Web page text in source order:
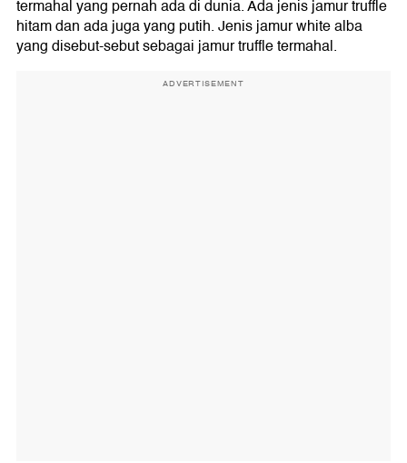
termahal yang pernah ada di dunia. Ada jenis jamur truffle
hitam dan ada juga yang putih. Jenis jamur white alba
yang disebut-sebut sebagai jamur truffle termahal.
ADVERTISEMENT